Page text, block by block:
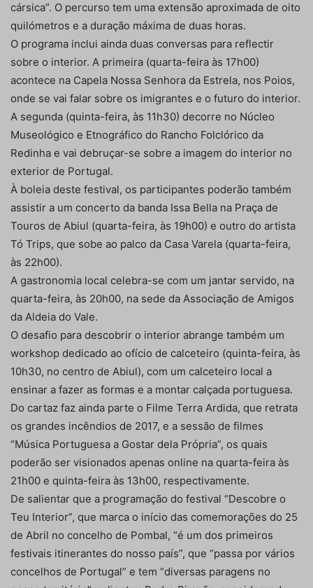
cársica”. O percurso tem uma extensão aproximada de oito
quilómetros e a duração máxima de duas horas.
O programa inclui ainda duas conversas para reflectir
sobre o interior. A primeira (quarta-feira às 17h00)
acontece na Capela Nossa Senhora da Estrela, nos Poios,
onde se vai falar sobre os imigrantes e o futuro do interior.
A segunda (quinta-feira, às 11h30) decorre no Núcleo
Museológico e Etnográfico do Rancho Folclórico da
Redinha e vai debruçar-se sobre a imagem do interior no
exterior de Portugal.
À boleia deste festival, os participantes poderão também
assistir a um concerto da banda Issa Bella na Praça de
Touros de Abiul (quarta-feira, às 19h00) e outro do artista
Tó Trips, que sobe ao palco da Casa Varela (quarta-feira,
às 22h00).
A gastronomia local celebra-se com um jantar servido, na
quarta-feira, às 20h00, na sede da Associação de Amigos
da Aldeia do Vale.
O desafio para descobrir o interior abrange também um
workshop dedicado ao ofício de calceteiro (quinta-feira, às
10h30, no centro de Abiul), com um calceteiro local a
ensinar a fazer as formas e a montar calçada portuguesa.
Do cartaz faz ainda parte o Filme Terra Ardida, que retrata
os grandes incêndios de 2017, e a sessão de filmes
“Música Portuguesa a Gostar dela Própria”, os quais
poderão ser visionados apenas online na quarta-feira às
21h00 e quinta-feira às 13h00, respectivamente.
De salientar que a programação do festival “Descobre o
Teu Interior”, que marca o início das comemorações do 25
de Abril no concelho de Pombal, “é um dos primeiros
festivais itinerantes do nosso país”, que “passa por vários
concelhos de Portugal” e tem “diversas paragens no